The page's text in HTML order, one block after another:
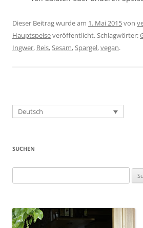
Dieser Beitrag wurde am 1. Mai 2015von
Hauptspeiseveröffentlicht. Schlagwörter:
Ingwer, Reis,Sesam,Spargel,vegan.
Deutsch
SUCHEN
nach: